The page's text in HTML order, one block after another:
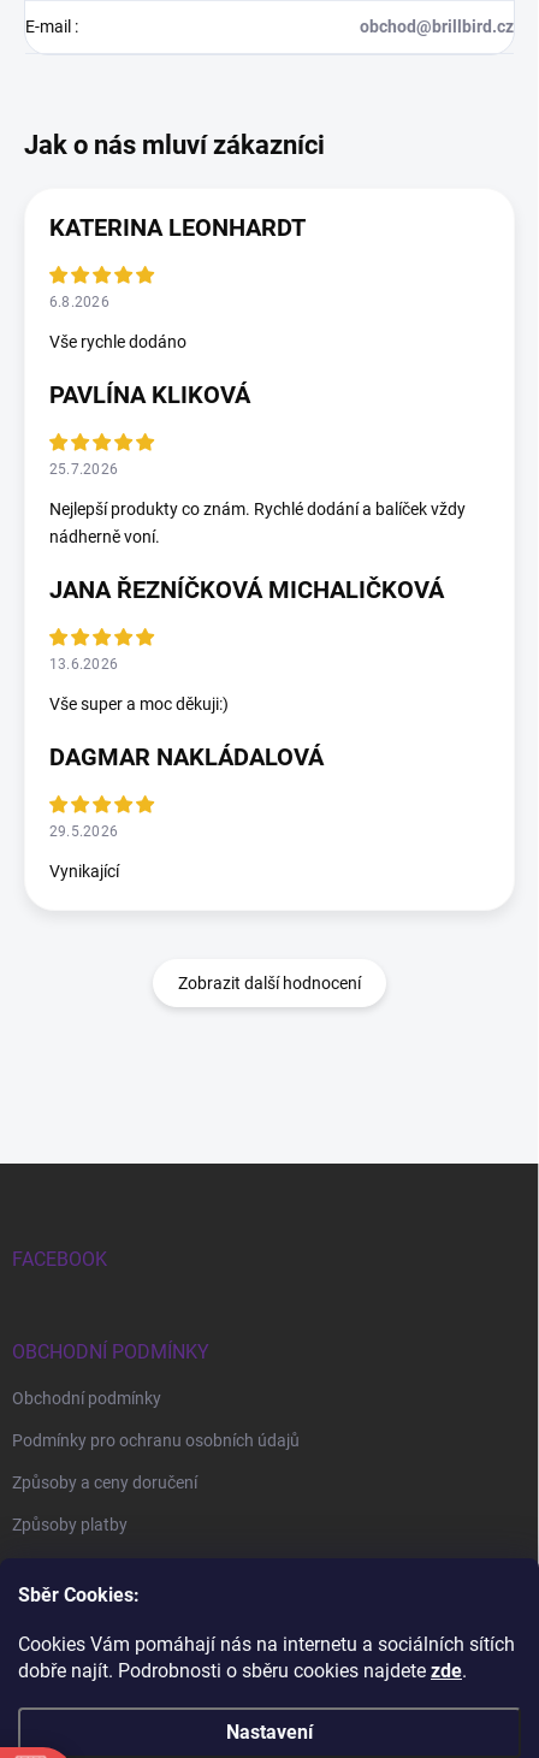
Sběr Cookies:
Cookies Vám pomáhají nás na internetu a sociálních sítích
dobře najít. Podrobnosti o sběru cookies najdete zde.
Nastavení
E-mail : obchod@brillbird.cz
KATERINA LEONHARDT
6.8.2026
Vše rychle dodáno
PAVLÍNA KLIKOVÁ
25.7.2026
Nejlepší produkty co znám. Rychlé dodání a balíček vždy
nádherně voní.
JANA ŘEZNÍČKOVÁ MICHALIČKOVÁ
13.6.2026
Vše super a moc děkuji:)
DAGMAR NAKLÁDALOVÁ
29.5.2026
Vynikající
Zobrazit další hodnocení
FACEBOOK
OBCHODNÍ PODMÍNKY
Obchodní podmínky
Podmínky pro ochranu osobních údajů
Způsoby a ceny doručení
Způsoby platby
BrillBird Academy Nehtové Kurzy Hradec - profesní kurzy